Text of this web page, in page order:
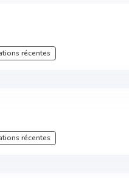
récentes
récentes